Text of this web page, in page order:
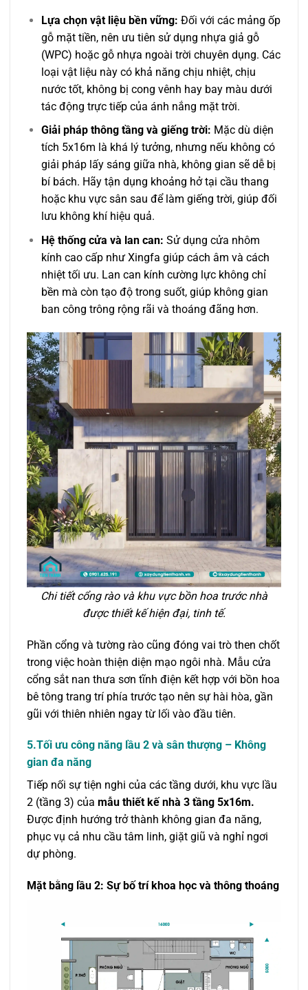
Lựa chọn vật liệu bền vững: Đối với các mảng ốp
gỗ mặt tiền, nên ưu tiên sử dụng nhựa giả gỗ
(WPC) hoặc gỗ nhựa ngoài trời chuyên dụng. Các
loại vật liệu này có khả năng chịu nhiệt, chịu
nước tốt, không bị cong vênh hay bay màu dưới
tác động trực tiếp của ánh nắng mặt trời.
Giải pháp thông tầng và giếng trời: Mặc dù diện
tích 5x16m là khá lý tưởng, nhưng nếu không có
giải pháp lấy sáng giữa nhà, không gian sẽ dễ bị
bí bách. Hãy tận dụng khoảng hở tại cầu thang
hoặc khu vực sân sau để làm giếng trời, giúp đối
lưu không khí hiệu quả.
Hệ thống cửa và lan can: Sử dụng cửa nhôm
kính cao cấp như Xingfa giúp cách âm và cách
nhiệt tối ưu. Lan can kính cường lực không chỉ
bền mà còn tạo độ trong suốt, giúp không gian
ban công trông rộng rãi và thoáng đãng hơn.
Chi tiết cổng rào và khu vực bồn hoa trước nhà
được thiết kế hiện đại, tinh tế.
Phần cổng và tường rào cũng đóng vai trò then chốt
trong việc hoàn thiện diện mạo ngôi nhà. Mẫu cửa
cổng sắt nan thưa sơn tĩnh điện kết hợp với bồn hoa
bê tông trang trí phía trước tạo nên sự hài hòa, gần
gũi với thiên nhiên ngay từ lối vào đầu tiên.
5.Tối ưu công năng lầu 2 và sân thượng – Không
gian đa năng
Tiếp nối sự tiện nghi của các tầng dưới, khu vực lầu
2 (tầng 3) của mẫu thiết kế nhà 3 tầng 5x16m.
Được định hướng trở thành không gian đa năng,
phục vụ cả nhu cầu tâm linh, giặt giũ và nghỉ ngơi
dự phòng.
Mặt bằng lầu 2: Sự bố trí khoa học và thông thoáng